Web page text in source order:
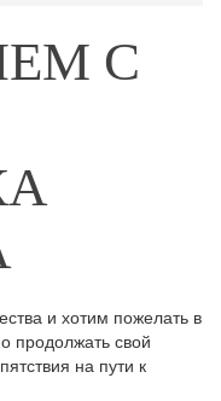
С
и хотим пожелать в
продолжать свой
на пути к